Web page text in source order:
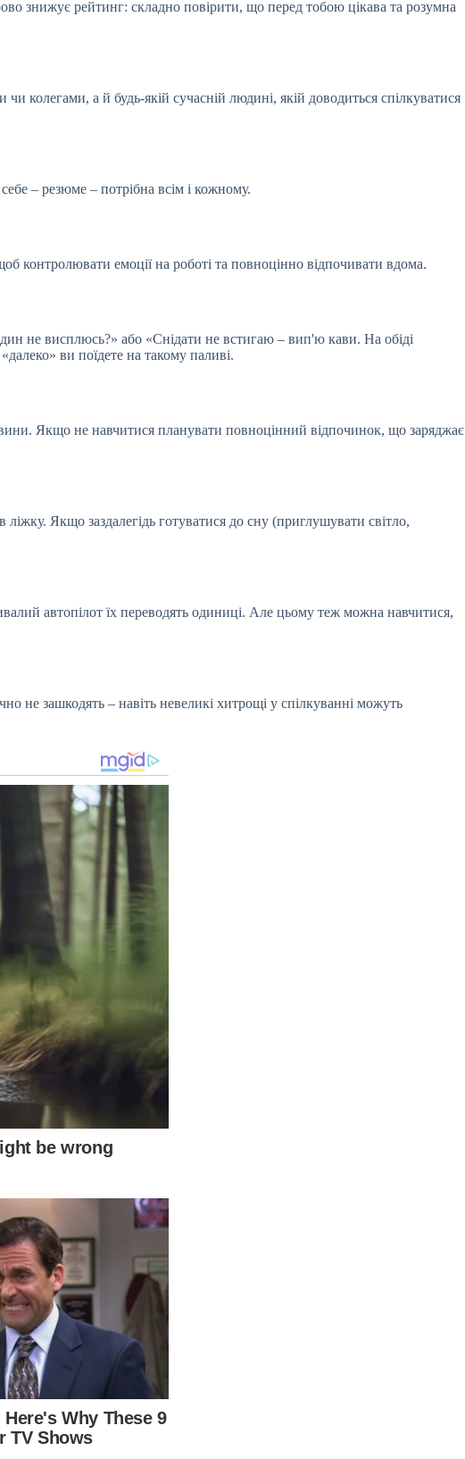
знижує рейтинг: складно повірити, що перед тобою цікава та розумна
колегами, а й будь-якій сучасній людині, якій доводиться спілкуватися
– резюме – потрібна всім і кожному.
контролювати емоції на роботі та повноцінно відпочивати вдома.
не висплюсь?» або «Снідати не встигаю – вип'ю кави. На обіді
ви поїдете на такому паливі.
Якщо не навчитися планувати повноцінний відпочинок, що заряджає
Якщо заздалегідь готуватися до сну (приглушувати світло,
автопілот їх переводять одиниці. Але цьому теж можна навчитися,
не зашкодять – навіть невеликі хитрощі у спілкуванні можуть